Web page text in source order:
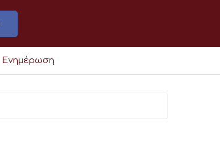
Ενημέρωση